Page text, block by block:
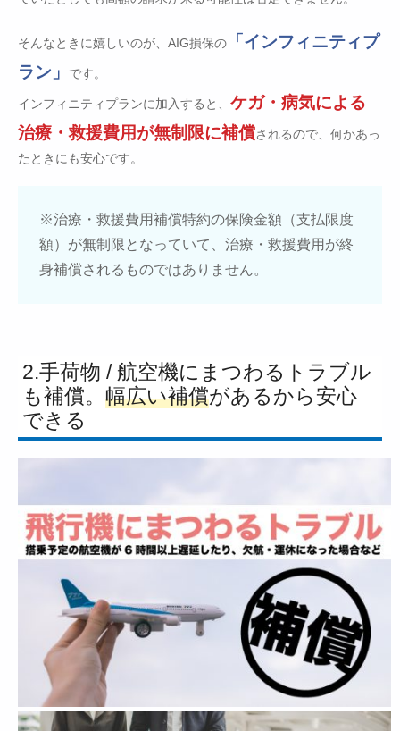
そんなときに嬉しいのが、AIG損保の
「インフィニティプ
ラン」
です。
インフィニティプランに加入すると、 ケガ・病気による
治療・救援費用が無制限に補償されるので、何かあっ
たときにも安心です。
※治療・救援費用補償特約の保険金額（支払限度
額）が無制限となっていて、治療・救援費用が終
身補償されるものではありません。
2.手荷物 / 航空機にまつわるトラブル
も補償。 幅広い補償があるから安心
できる